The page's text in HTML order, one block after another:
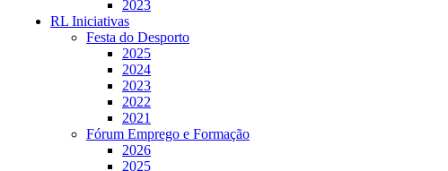
2023
RL Iniciativas
Festa do Desporto
2025
2024
2023
2022
2021
Fórum Emprego e Formação
2026
2025